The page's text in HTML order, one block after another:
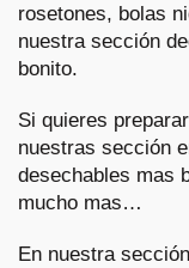
rosetones, bolas
nuestra sección
bonito.
Si quieres
nuestras sección
desechables mas
mucho mas…
En nuestra sección